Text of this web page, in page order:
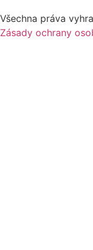
Všechna práva
Zásady ochrany